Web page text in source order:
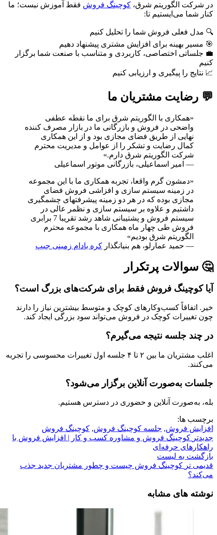
در شرکت الگوریتم شرق، کوچینگ فروش فقط آموزش نیست؛ ما
کنار شما می‌ایستیم تا:
🔍 مدل فعلی فروش شما را تحلیل کنیم
🎯 مسیر بهینه برای افزایش مشتری پیشنهاد دهیم
💼 جلساتی اختصاصی، کاربردی و متناسب با صنعت شما برگزار
کنیم
📈 نتایج را پیگیری و ارزیابی کنیم
💬 رضایت مشتریان ما
«همکاری با الگوریتم شرق برای ما نقطه عطفی
واضحی در فروش و بازرگانی ما در بازار مصرف کننده
نهایی از طریق فضای مجازی بود و از این همکاری
کمال رضایت و تشکر را از عوامل و مدیریت محترم
شرکت الگوریتم شرق دارم.»
— امیر اسماعیلی، بازرگانی موتور اسماعیلی
«دمشون گرم واقعا، تجربه همکاری ما با این مجموعه
در زمینه سیستم سازی و افزاشی فروش فضای
مجازی بوده که در هر دو زمینه پیشرفتهای چشمگیری
داشتیم و علاوه بر سیستم سازی و نظمر عالی در
سیستم فروش و پشتیبانی شاهد رشد تقریبا 7 برابری
فروش طی چهار ماه همکاری با مجموعه محترم
الگوریتم شرق بودیم»
— حمید عمارلو، هم بنیانگذار کره بادام زمینی جیپ
🤔 سوالات پرتکرار
آیا کوچینگ فروش فقط برای شرکت‌های بزرگ است؟
خیر. اتفاقاً کسب‌وکارهای کوچک و متوسط بیشترین نیاز را دارند
چون تغییرات کوچک در فروش می‌تواند سود بزرگی ایجاد کند.
در چند جلسه نتیجه می‌گیرم؟
اغلب مشتریان ما بین ۲ تا ۴ جلسه اول تغییرات محسوسی را تجربه
می‌کنند.
جلسات به‌صورت آنلاین برگزار می‌شود؟
بله، به‌صورت آنلاین و حضوری در دسترس هستیم.
برچسب ها:
افزایش فروش, جلسه کوچینگ فروش, کوچینگ فروش
جدیدتر کوچینگ فروش و مشاوره کسب‌ و کار | افزایش فروش با
راهکارهای حرفه‌ای
بازگشت به لیست
قدیمی تر کوچینگ فروش چیست و چطور مشتریان جدید جذب
می‌کند؟
نوشته های مشابه